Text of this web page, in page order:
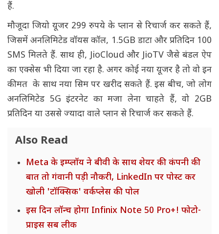
हैं.
मौजूदा जियो यूजर 299 रुपये के प्लान से रिचार्ज कर सकते हैं,
जिसमें अनलिमिटेड वॉयस कॉल, 1.5GB डाटा और प्रतिदिन 100
SMS मिलते हैं. साथ ही, JioCloud और JioTV जैसे बंडल ऐप
का एक्सेस भी दिया जा रहा है. अगर कोई नया यूजर है तो वो इन
कीमत के साथ नया सिम पर खरीद सकते हैं. इस बीच, जो लोग
अनलिमिटेड 5G इंटरनेट का मजा लेना चाहते हैं, वो 2GB
प्रतिदिन या उससे ज्यादा वाले प्लान से रिचार्ज कर सकते हैं.
Also Read
Meta के इम्प्लॉय ने बीवी के साथ शेयर की कंपनी की
बात तो गंवानी पड़ी नौकरी, LinkedIn पर पोस्ट कर
खोली 'टॉक्सिक' वर्कप्लेस की पोल
इस दिन लॉन्च होगा Infinix Note 50 Pro+! फोटो-
प्राइस सब लीक